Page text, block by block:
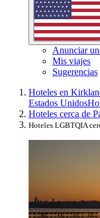
Anunciar
Mis viajes
Sugerencias
Hoteles en
Estados Unidos
Hoteles cerca de
Hoteles LGBTQIA